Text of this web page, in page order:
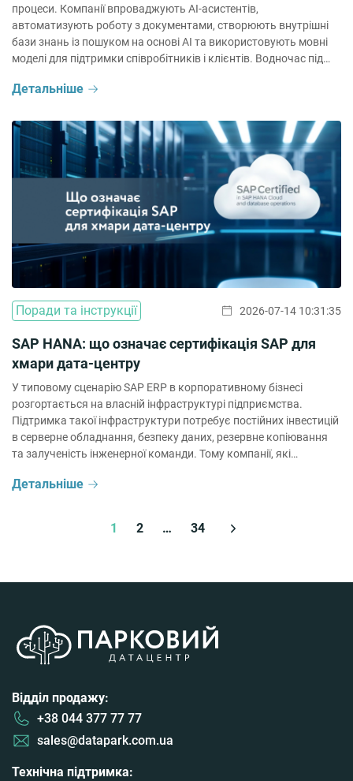
процеси. Компанії впроваджують AI-асистентів,
автоматизують роботу з документами, створюють внутрішні
бази знань із пошуком на основі AI та використовують мовні
моделі для підтримки співробітників і клієнтів. Водночас під
використовувати великі мовні моделі (LLM), чи в окремих
Детальніше
Поради та інструкції 2026-07-14 10:31:35
SAP HANA: що означає сертифікація SAP для
хмари дата-центру
У типовому сценарію SAP ERP в корпоративному бізнесі
розгортається на власній інфраструктурі підприємства.
Підтримка такої інфраструктури потребує постійних інвестицій
в серверне обладнання, безпеку даних, резервне копіювання
та залученість інженерної команди. Тому компанії, які
корпоративних систем, дедалі частіше розглядають міграцію
Детальніше
1 2 … 34
Відділ продажу:
+38 044 377 77 77
sales@datapark.com.ua
Технічна підтримка: